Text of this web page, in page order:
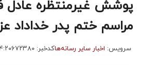
پوشش غیرمنتظره عادل
مراسم ختم پدر خداداد
سرویس: اخبار سایر رسانه‌هاکدخبر: ۶۷۲۳۸۰